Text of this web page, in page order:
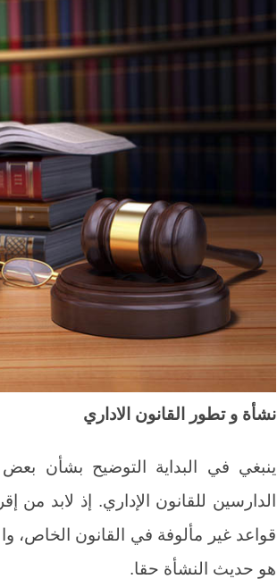
نشأة و تطور القانون الاداري
ينبغي في البداية التوضيح بشأن
الدارسين للقانون الإداري. إذ لابد من
قواعد غير مألوفة في القانون الخاص،
هو حديث النشأة حقا.